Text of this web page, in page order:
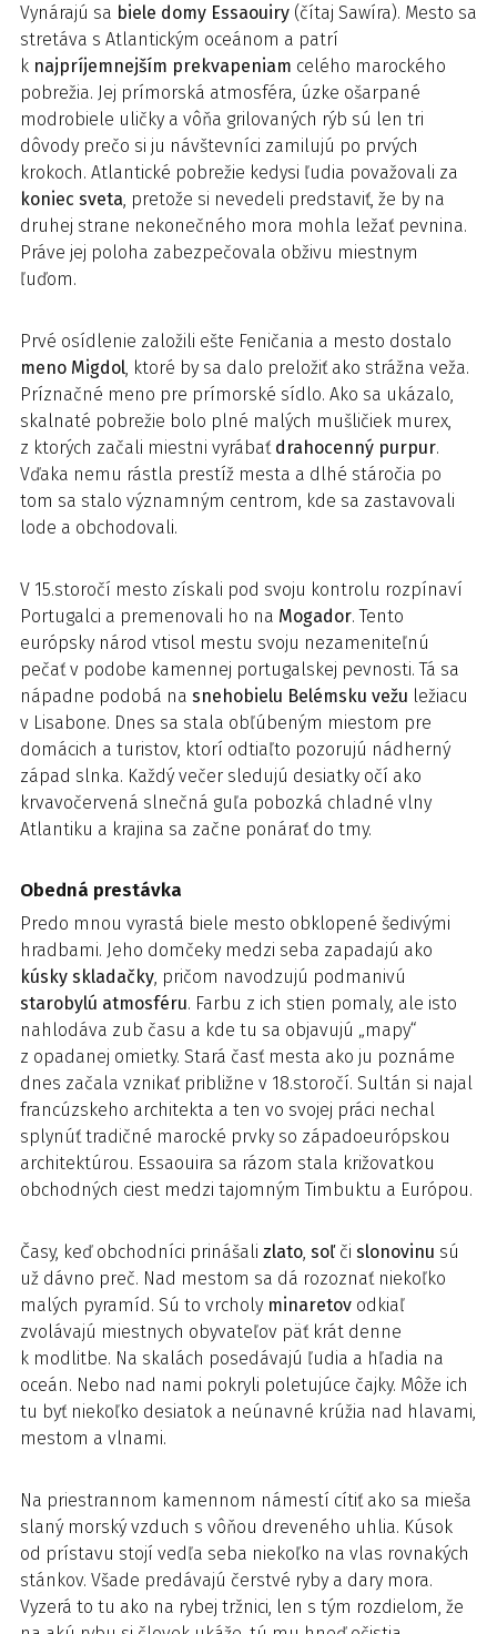
Vynárajú sa biele domy Essaouiry (čítaj Sawíra). Mesto sa
stretáva s Atlantickým oceánom a patrí
k najpríjemnejším prekvapeniam celého marockého
pobrežia. Jej prímorská atmosféra, úzke ošarpané
modrobiele uličky a vôňa grilovaných rýb sú len tri
dôvody prečo si ju návštevníci zamilujú po prvých
krokoch. Atlantické pobrežie kedysi ľudia považovali za
koniec sveta, pretože si nevedeli predstaviť, že by na
druhej strane nekonečného mora mohla ležať pevnina.
Práve jej poloha zabezpečovala obživu miestnym
ľuďom.
Prvé osídlenie založili ešte Feničania a mesto dostalo
meno Migdol, ktoré by sa dalo preložiť ako strážna veža.
Príznačné meno pre prímorské sídlo. Ako sa ukázalo,
skalnaté pobrežie bolo plné malých mušličiek murex,
z ktorých začali miestni vyrábať drahocenný purpur.
Vďaka nemu rástla prestíž mesta a dlhé stáročia po
tom sa stalo významným centrom, kde sa zastavovali
lode a obchodovali.
V 15.storočí mesto získali pod svoju kontrolu rozpínaví
Portugalci a premenovali ho na Mogador. Tento
európsky národ vtisol mestu svoju nezameniteľnú
pečať v podobe kamennej portugalskej pevnosti. Tá sa
nápadne podobá na snehobielu Belémsku vežu ležiacu
v Lisabone. Dnes sa stala obľúbeným miestom pre
domácich a turistov, ktorí odtiaľto pozorujú nádherný
západ slnka. Každý večer sledujú desiatky očí ako
krvavočervená slnečná guľa pobozká chladné vlny
Atlantiku a krajina sa začne ponárať do tmy.
Obedná prestávka
Predo mnou vyrastá biele mesto obklopené šedivými
hradbami. Jeho domčeky medzi seba zapadajú ako
kúsky skladačky, pričom navodzujú podmanivú
starobylú atmosféru. Farbu z ich stien pomaly, ale isto
nahlodáva zub času a kde tu sa objavujú „mapy“
z opadanej omietky. Stará časť mesta ako ju poznáme
dnes začala vznikať približne v 18.storočí. Sultán si najal
francúzskeho architekta a ten vo svojej práci nechal
splynúť tradičné marocké prvky so západoeurópskou
architektúrou. Essaouira sa rázom stala križovatkou
obchodných ciest medzi tajomným Timbuktu a Európou.
Časy, keď obchodníci prinášali zlato, soľči slonovinu sú
už dávno preč. Nad mestom sa dá rozoznať niekoľko
malých pyramíd. Sú to vrcholy minaretov odkiaľ
zvolávajú miestnych obyvateľov päť krát denne
k modlitbe. Na skalách posedávajú ľudia a hľadia na
oceán. Nebo nad nami pokryli poletujúce čajky. Môže ich
tu byť niekoľko desiatok a neúnavné krúžia nad hlavami,
mestom a vlnami.
Na priestrannom kamennom námestí cítiť ako sa mieša
slaný morský vzduch s vôňou dreveného uhlia. Kúsok
od prístavu stojí vedľa seba niekoľko na vlas rovnakých
stánkov. Všade predávajú čerstvé ryby a dary mora.
Vyzerá to tu ako na rybej tržnici, len s tým rozdielom, že